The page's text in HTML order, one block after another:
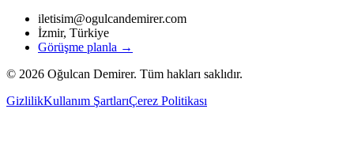
iletisim@ogulcandemirer.com
İzmir, Türkiye
Görüşme planla →
© 2026 Oğulcan Demirer. Tüm hakları saklıdır.
GizlilikKullanım ŞartlarıÇerez Politikası